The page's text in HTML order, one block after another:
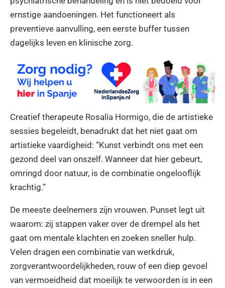
ernstige aandoeningen. Het functioneert als
preventieve aanvulling, een eerste buffer tussen
dagelijks leven en klinische zorg.
Creatief therapeute Rosalía Hormigo, die de artistieke
sessies begeleidt, benadrukt dat het niet gaat om
artistieke vaardigheid: “Kunst verbindt ons met een
gezond deel van onszelf. Wanneer dat hier gebeurt,
omringd door natuur, is de combinatie ongelooflijk
krachtig.”
De meeste deelnemers zijn vrouwen. Punset legt uit
waarom: zij stappen vaker over de drempel als het
gaat om mentale klachten en zoeken sneller hulp.
Velen dragen een combinatie van werkdruk,
zorgverantwoordelijkheden, rouw of een diep gevoel
van vermoeidheid dat moeilijk te verwoorden is in een